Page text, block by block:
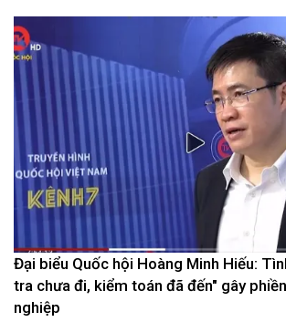
Đại biểu Quốc hội Hoàng Minh Hiếu:
tra chưa đi, kiểm toán đã đến" gây
nghiệp